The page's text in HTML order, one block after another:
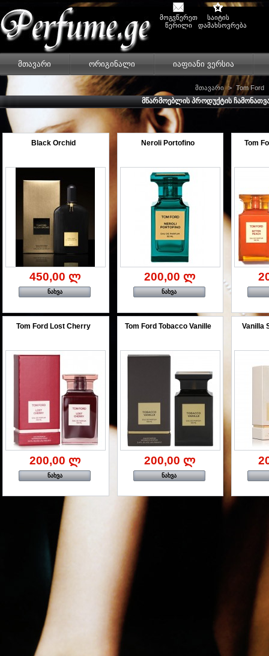
მოგვწერეთ
წერილი
საიტის
დამახსოვრება
მთავარი ორიგინალი იაფიანი ვერსია
მთავარი > Tom Ford
ᲛᲬᲐᲠᲛᲝᲔᲑᲚᲘᲡ ᲞᲠᲝᲓᲣᲥᲢᲘᲡ
Black Orchid
450,00 ლ
ნახვა
Neroli Portofino
200,00 ლ
ნახვა
Tom
Tom Ford Lost Cherry
200,00 ლ
ნახვა
Tom Ford Tobacco Vanille
200,00 ლ
ნახვა
Vanilla